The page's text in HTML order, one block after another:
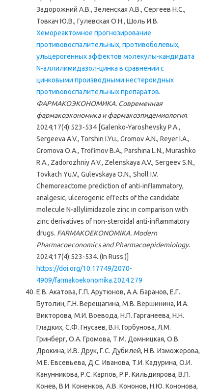
Задорожний А.В., Зеленская А.В., Сергеев Н.С.,
Товкач Ю.В., Гулевская О.Н., Шоль И.В.
Хемореактомное прогнозирование
противовоспалительных, противоболевых,
ульцерогенных эффектов молекулы-кандидата
N-аллилимидазол-цинка в сравнении с
цинковыми производными нестероидных
противовоспалительных препаратов.
ФАРМАКОЭКОНОМИКА. Современная
фармакоэкономика и фармакоэпидемиология.
2024;17(4):523-534 [Galenko-Yaroshevsky P.A.,
Sergeeva A.V., Torshin I.Yu., Gromov A.N., Reyer I.A.,
Gromova O.A., Trofimov B.A., Parshina L.N., Murashko
R.A., Zadorozhniy A.V., Zelenskaya A.V., Sergeev S.N.,
Tovkach Yu.V., Gulevskaya O.N., Sholl I.V.
Chemoreactome prediction of anti-inflammatory,
analgesic, ulcerogenic effects of the candidate
molecule N-allylimidazole zinc in comparison with
zinc derivatives of non-steroidal anti-inflammatory
drugs. FARMAKOEKONOMIKA. Modern
Pharmacoeconomics and Pharmacoepidemiology.
2024;17(4):523-534. (In Russ.)]
https://doi.org/10.17749/2070-
4909/farmakoekonomika.2024.279
Е.В. Акатова, Г.П. Арутюнов, А.А. Баранов, Е.Г.
Бутолин, Г.Н. Верещагина, М.В. Вершинина, И.А.
Викторова, М.И. Воевода, Н.П. Гарганеева, Н.Н.
Гладких, С.Ф. Гнусаев, В.Н. Горбунова, Л.М.
Гринберг, О.А. Громова, Т.М. Домницкая, О.В.
Дрокина, И.В. Друк, Г.С. Дубилей, Н.В. Изможерова,
М.Е. Евсевьева, Д.С. Иванова, Т.И. Кадурина, О.И.
Канунникова, Р.С. Карпов, Р.Р. Кильдиярова, В.П.
Конев, В.И. Коненков, А.В. Кононов, Н.Ю. Кононова,